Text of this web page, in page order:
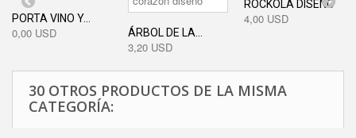
PORTA VINO Y...
0,00 USD ÁRBOL DE LA...
3,20 USD
ROCKOLA DISEÑO
4,00 USD
30 OTROS PRODUCTOS DE LA MISMA
CATEGORÍA: